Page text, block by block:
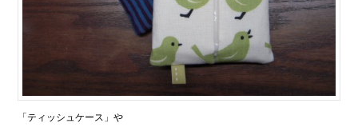
「ティッシュケース」や